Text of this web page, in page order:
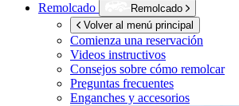
Remolcado
Remolcado
Volver al menú principal
Comienza una reservación
Videos instructivos
Consejos sobre cómo remolcar
Preguntas frecuentes
Enganches y accesorios